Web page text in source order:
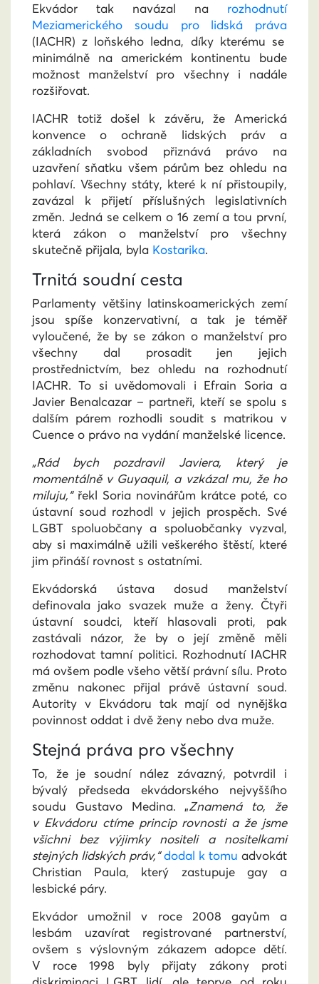
Ekvádor tak navázal na rozhodnutí
Meziamerického soudu pro lidská práva
(IACHR) z loňského ledna, díky kterému se
minimálně na americkém kontinentu bude
možnost manželství pro všechny i nadále
rozšiřovat.
IACHR totiž došel k závěru, že Americká
konvence o ochraně lidských práv a
základních svobod přiznává právo na
uzavření sňatku všem párům bez ohledu na
pohlaví. Všechny státy, které k ní přistoupily,
zavázal k přijetí příslušných legislativních
změn. Jedná se celkem o 16 zemí a tou první,
která zákon o manželství pro všechny
skutečně přijala, byla Kostarika.
Trnitá soudní cesta
Parlamenty většiny latinskoamerických zemí
jsou spíše konzervativní, a tak je téměř
vyloučené, že by se zákon o manželství pro
všechny dal prosadit jen jejich
prostřednictvím, bez ohledu na rozhodnutí
IACHR. To si uvědomovali i Efrain Soria a
Javier Benalcazar – partneři, kteří se spolu s
dalším párem rozhodli soudit s matrikou v
Cuence o právo na vydání manželské licence.
„Rád bych pozdravil Javiera, který je
momentálně v Guyaquil, a vzkázal mu, že ho
miluju,“řekl Soria novinářům krátce poté, co
ústavní soud rozhodl v jejich prospěch. Své
LGBT spoluobčany a spoluobčanky vyzval,
aby si maximálně užili veškerého štěstí, které
jim přináší rovnost s ostatními.
Ekvádorská ústava dosud manželství
definovala jako svazek muže a ženy. Čtyři
ústavní soudci, kteří hlasovali proti, pak
zastávali názor, že by o její změně měli
rozhodovat tamní politici. Rozhodnutí IACHR
má ovšem podle všeho větší právní sílu. Proto
změnu nakonec přijal právě ústavní soud.
Autority v Ekvádoru tak mají od nynějška
povinnost oddat i dvě ženy nebo dva muže.
Stejná práva pro všechny
To, že je soudní nález závazný, potvrdil i
bývalý předseda ekvádorského nejvyššího
soudu Gustavo Medina. „Znamená to, že
v Ekvádoru ctíme princip rovnosti a že jsme
všichni bez výjimky nositeli a nositelkami
stejných lidských práv,“ dodal k tomu advokát
Christian Paula, který zastupuje gay a
lesbické páry.
Ekvádor umožnil v roce 2008 gayům a
lesbám uzavírat registrované partnerství,
ovšem s výslovným zákazem adopce dětí.
V roce 1998 byly přijaty zákony proti